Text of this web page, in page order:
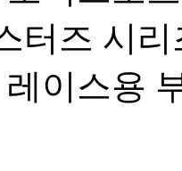
터즈 시
이스용